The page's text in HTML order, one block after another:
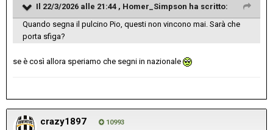
Il 22/3/2026 alle 21:44 , Homer_Simpson ha scritto:
Quando segna il pulcino Pio, questi non vincono mai. Sarà che
porta sfiga?
se è così allora speriamo che segni in nazionale
crazy1897 10993